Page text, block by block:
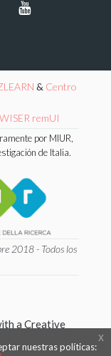
& Centro
remUI
por MIUR,
de Italia.
2018 - Todos los
a Creative
nuestras políticas:
x